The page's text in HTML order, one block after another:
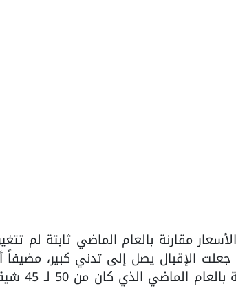
جعلت الإقبال يصل إلى تدني كبير،
لافت 60